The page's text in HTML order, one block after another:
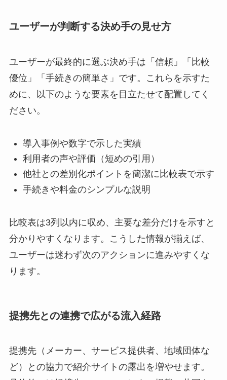
ユーザーが判断する決め手の見せ方
ユーザーが最終的に選ぶ決め手は「信頼」「比較
優位」「手続きの簡単さ」です。これらを示すた
めに、以下のような要素を目立たせて配置してく
ださい。
導入事例や数字で示した実績
利用者の声や評価（短めの引用）
他社との差別化ポイントを簡潔に比較表で示す
手続きや料金のシンプルな説明
比較表は3列以内に収め、主要な差分だけを示すと
分かりやすくなります。こうした情報が揃えば、
ユーザーは迷わず次のアクションに進みやすくな
ります。
提携先との連携で広がる流入経路
提携先（メーカー、サービス提供者、地域団体な
ど）との協力で紹介サイトの露出を増やせます。